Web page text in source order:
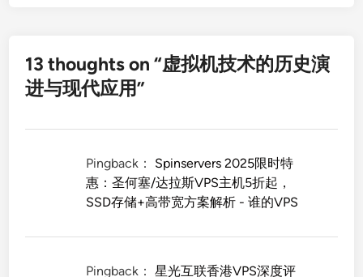
13 thoughts on “虚拟机技术的历史演
进与现代应用”
Pingback： Spinservers 2025限时特
惠：圣何塞/达拉斯VPS主机5折起，
SSD存储+高带宽方案解析 - 谁的VPS
Pingback：星光互联香港VPS深度评